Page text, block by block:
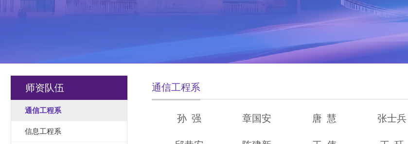
师资队伍
通信工程系
信息工程系
通信工程系
孙 强 章国安 唐 慧 张士兵